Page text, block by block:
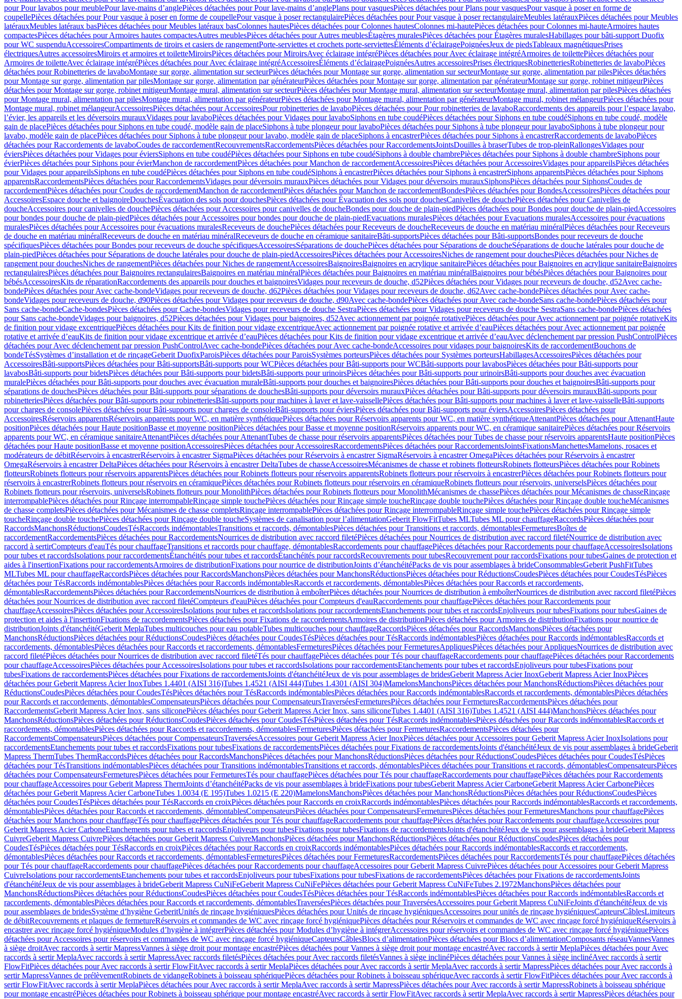
pour Pour lavabos pour meublePour lave-mains d’anglePièces détachées pour Pour lave-mains d’anglePlans pour vasquesPièces détachées pour Plans pour vasquesPour vasque à poser en forme de
coupellePièces détachées pour Pour vasque à poser en forme de coupellePour vasque à poser rectangulairePièces détachées pour Pour vasque à poser rectangulaireMeubles latérauxPièces détachées pour Meubles
latérauxMeubles latéraux basPièces détachées pour Meubles latéraux basColonnes hautesPièces détachées pour Colonnes hautesColonnes mi-hautePièces détachées pour Colonnes mi-hauteArmoires hautes
compactesPièces détachées pour Armoires hautes compactesAutres meublesPièces détachées pour Autres meublesÉtagères muralesPièces détachées pour Étagères muralesHabillages pour bâti-support Duofix
pour WC suspenduAccessoiresCompartiments de tiroirs et casiers de rangementPorte-serviettes et crochets porte-serviettesÉléments d’éclairagePoignéesJeux de piedsTableaux magnétiquesPrises
électriquesAutres accessoiresMiroirs et armoires et toiletteMiroirsPièces détachées pour MiroirsAvec éclairage intégréPièces détachées pour Avec éclairage intégréArmoires de toilettePièces détachées pour
Armoires de toiletteAvec éclairage intégréPièces détachées pour Avec éclairage intégréAccessoiresÉléments d’éclairagePoignéesAutres accessoiresPrises électriquesRobinetteriesRobinetteries de lavaboPièces
détachées pour Robinetteries de lavaboMontage sur gorge, alimentation sur secteurPièces détachées pour Montage sur gorge, alimentation sur secteurMontage sur gorge, alimentation par pilesPièces détachées
pour Montage sur gorge, alimentation par pilesMontage sur gorge, alimentation par générateurPièces détachées pour Montage sur gorge, alimentation par générateurMontage sur gorge, robinet mitigeurPièces
détachées pour Montage sur gorge, robinet mitigeurMontage mural, alimentation sur secteurPièces détachées pour Montage mural, alimentation sur secteurMontage mural, alimentation par pilesPièces détachées
pour Montage mural, alimentation par pilesMontage mural, alimentation par générateurPièces détachées pour Montage mural, alimentation par générateurMontage mural, robinet mélangeurPièces détachées pour
Montage mural, robinet mélangeurAccessoiresPièces détachées pour AccessoiresPour robinetteries de lavaboPièces détachées pour Pour robinetteries de lavaboRaccordements des appareils pour l’espace lavabo,
l’évier, les appareils et les déversoirs murauxVidages pour lavaboPièces détachées pour Vidages pour lavaboSiphons en tube coudéPièces détachées pour Siphons en tube coudéSiphons en tube coudé, modèle
gain de placePièces détachées pour Siphons en tube coudé, modèle gain de placeSiphons à tube plongeur pour lavaboPièces détachées pour Siphons à tube plongeur pour lavaboSiphons à tube plongeur pour
lavabo, modèle gain de placePièces détachées pour Siphons à tube plongeur pour lavabo, modèle gain de placeSiphons à encastrerPièces détachées pour Siphons à encastrerRaccordements de lavaboPièces
détachées pour Raccordements de lavaboCoudes de raccordementRecouvrementsRaccordementsPièces détachées pour RaccordementsJointsDouilles à braserTubes de trop-pleinRallongesVidages pour
éviersPièces détachées pour Vidages pour éviersSiphons en tube coudéPièces détachées pour Siphons en tube coudéSiphons à double chambrePièces détachées pour Siphons à double chambreSiphons pour
évierPièces détachées pour Siphons pour évierManchon de raccordementPièces détachées pour Manchon de raccordementAccessoiresPièces détachées pour AccessoiresVidages pour appareilsPièces détachées
pour Vidages pour appareilsSiphons en tube coudéPièces détachées pour Siphons en tube coudéSiphons à encastrerPièces détachées pour Siphons à encastrerSiphons apparentsPièces détachées pour Siphons
apparentsRaccordementsPièces détachées pour RaccordementsVidages pour déversoirs murauxPièces détachées pour Vidages pour déversoirs murauxSiphonsPièces détachées pour SiphonsCoudes de
raccordementPièces détachées pour Coudes de raccordementManchon de raccordementPièces détachées pour Manchon de raccordementBondesPièces détachées pour BondesAccessoiresPièces détachées pour
AccessoiresEspace douche et baignoireDouchesÉvacuation des sols pour douchesPièces détachées pour Évacuation des sols pour douchesCanivelles de douchePièces détachées pour Canivelles de
doucheAccessoires pour canivelles de douchePièces détachées pour Accessoires pour canivelles de doucheBondes pour douche de plain-piedPièces détachées pour Bondes pour douche de plain-piedAccessoires
pour bondes pour douche de plain-piedPièces détachées pour Accessoires pour bondes pour douche de plain-piedEvacuations muralesPièces détachées pour Evacuations muralesAccessoires pour évacuations
muralesPièces détachées pour Accessoires pour évacuations muralesReceveurs de douchePièces détachées pour Receveurs de doucheReceveurs de douche en matériau minéralPièces détachées pour Receveurs
de douche en matériau minéralReceveurs de douche en matériau minéralReceveurs de douche en céramique sanitaireBâti-supportsPièces détachées pour Bâti-supportsBondes pour receveurs de douche
spécifiquesPièces détachées pour Bondes pour receveurs de douche spécifiquesAccessoiresSéparations de douchePièces détachées pour Séparations de doucheSéparations de douche latérales pour douche de
plain-piedPièces détachées pour Séparations de douche latérales pour douche de plain-piedAccessoiresPièces détachées pour AccessoiresNiches de rangement pour douchesPièces détachées pour Niches de
rangement pour douchesNiches de rangementPièces détachées pour Niches de rangementAccessoiresBaignoiresBaignoires en acrylique sanitairePièces détachées pour Baignoires en acrylique sanitaireBaignoires
rectangulairesPièces détachées pour Baignoires rectangulairesBaignoires en matériau minéralPièces détachées pour Baignoires en matériau minéralBaignoires pour bébésPièces détachées pour Baignoires pour
bébésAccessoiresKits de réparationRaccordements des appareils pour douches et baignoiresVidages pour receveurs de douche, d52Pièces détachées pour Vidages pour receveurs de douche, d52Avec cache-
bondePièces détachées pour Avec cache-bondeVidages pour receveurs de douche, d62Pièces détachées pour Vidages pour receveurs de douche, d62Avec cache-bondePièces détachées pour Avec cache-
bondeVidages pour receveurs de douche, d90Pièces détachées pour Vidages pour receveurs de douche, d90Avec cache-bondePièces détachées pour Avec cache-bondeSans cache-bondePièces détachées pour
Sans cache-bondeCache-bondesPièces détachées pour Cache-bondesVidages pour receveurs de douche SestraPièces détachées pour Vidages pour receveurs de douche SestraSans cache-bondePièces détachées
pour Sans cache-bondeVidages pour baignoires, d52Pièces détachées pour Vidages pour baignoires, d52Avec actionnement par poignée rotativePièces détachées pour Avec actionnement par poignée rotativeKits
de finition pour vidage excentriquePièces détachées pour Kits de finition pour vidage excentriqueAvec actionnement par poignée rotative et arrivée d’eauPièces détachées pour Avec actionnement par poignée
rotative et arrivée d’eauKits de finition pour vidage excentrique et arrivée d’eauPièces détachées pour Kits de finition pour vidage excentrique et arrivée d’eauAvec déclenchement par pression PushControlPièces
détachées pour Avec déclenchement par pression PushControlAvec cache-bondePièces détachées pour Avec cache-bondeAccessoires pour vidages pour baignoiresKits de raccordementBouchons de
bondeTésSystèmes d’installation et de rinçageGeberit DuofixParoisPièces détachées pour ParoisSystèmes porteursPièces détachées pour Systèmes porteursHabillagesAccessoiresPièces détachées pour
AccessoiresBâti-supportsPièces détachées pour Bâti-supportsBâti-supports pour WCPièces détachées pour Bâti-supports pour WCBâti-supports pour lavabosPièces détachées pour Bâti-supports pour
lavabosBâti-supports pour bidetsPièces détachées pour Bâti-supports pour bidetsBâti-supports pour urinoirsPièces détachées pour Bâti-supports pour urinoirsBâti-supports pour douches avec évacuation
muralePièces détachées pour Bâti-supports pour douches avec évacuation muraleBâti-supports pour douches et baignoiresPièces détachées pour Bâti-supports pour douches et baignoiresBâti-supports pour
séparations de douchesPièces détachées pour Bâti-supports pour séparations de douchesBâti-supports pour déversoirs murauxPièces détachées pour Bâti-supports pour déversoirs murauxBâti-supports pour
robinetteriesPièces détachées pour Bâti-supports pour robinetteriesBâti-supports pour machines à laver et lave-vaissellePièces détachées pour Bâti-supports pour machines à laver et lave-vaisselleBâti-supports
pour charges de consolePièces détachées pour Bâti-supports pour charges de consoleBâti-supports pour éviersPièces détachées pour Bâti-supports pour éviersAccessoiresPièces détachées pour
AccessoiresRéservoirs apparentsRéservoirs apparents pour WC, en matière synthétiquePièces détachées pour Réservoirs apparents pour WC, en matière synthétiqueAttenantPièces détachées pour AttenantHaute
positionPièces détachées pour Haute positionBasse et moyenne positionPièces détachées pour Basse et moyenne positionRéservoirs apparents pour WC, en céramique sanitairePièces détachées pour Réservoirs
apparents pour WC, en céramique sanitaireAttenantPièces détachées pour AttenantTubes de chasse pour réservoirs apparentsPièces détachées pour Tubes de chasse pour réservoirs apparentsHaute positionPièces
détachées pour Haute positionBasse et moyenne positionAccessoiresPièces détachées pour AccessoiresRaccordementsPièces détachées pour RaccordementsJointsFixationsManchettesMamelons, rosaces et
modérateurs de débitRéservoirs à encastrerRéservoirs à encastrer SigmaPièces détachées pour Réservoirs à encastrer SigmaRéservoirs à encastrer OmegaPièces détachées pour Réservoirs à encastrer
OmegaRéservoirs à encastrer DeltaPièces détachées pour Réservoirs à encastrer DeltaTubes de chasseAccessoiresMécanismes de chasse et robinets flotteursRobinets flotteursPièces détachées pour Robinets
flotteursRobinets flotteurs pour réservoirs apparentsPièces détachées pour Robinets flotteurs pour réservoirs apparentsRobinets flotteurs pour réservoirs à encastrerPièces détachées pour Robinets flotteurs pour
réservoirs à encastrerRobinets flotteurs pour réservoirs en céramiquePièces détachées pour Robinets flotteurs pour réservoirs en céramiqueRobinets flotteurs pour réservoirs, universelsPièces détachées pour
Robinets flotteurs pour réservoirs, universelsRobinets flotteurs pour MonolithPièces détachées pour Robinets flotteurs pour MonolithMécanismes de chassePièces détachées pour Mécanismes de chasseRinçage
interrompablePièces détachées pour Rinçage interrompableRinçage simple touchePièces détachées pour Rinçage simple toucheRinçage double touchePièces détachées pour Rinçage double toucheMécanismes
de chasse completsPièces détachées pour Mécanismes de chasse completsRinçage interrompablePièces détachées pour Rinçage interrompableRinçage simple touchePièces détachées pour Rinçage simple
toucheRinçage double touchePièces détachées pour Rinçage double toucheSystèmes de canalisation pour l’alimentationGeberit FlowFitTubes MLTubes ML pour chauffageRaccordsPièces détachées pour
RaccordsManchonsRéductionsCoudesTésRaccords indémontablesTransitions et raccords, démontablesPièces détachées pour Transitions et raccords, démontablesFermeturesBoîtes de
raccordementRaccordementsPièces détachées pour RaccordementsNourrices de distribution avec raccord filetéPièces détachées pour Nourrices de distribution avec raccord filetéNourrice de distribution avec
raccord à sertirCompteurs d'eauTés pour chauffageTransitions et raccords pour chauffage, démontablesRaccordements pour chauffagePièces détachées pour Raccordements pour chauffageAccessoiresIsolations
pour tubes et raccordsIsolations pour raccordementsÉtanchéités pour tubes et raccordsÉtanchéités pour raccordsRecouvrements pour tubesRecouvrement pour raccordsFixations pour tubesGaines de protection et
aides à l'insertionFixations pour raccordementsArmoires de distributionFixations pour nourrice de distributionJoints d’étanchéitéPacks de vis pour assemblages à brideConsommablesGeberit PushFitTubes
MLTubes ML pour chauffageRaccordsPièces détachées pour RaccordsManchonsPièces détachées pour ManchonsRéductionsPièces détachées pour RéductionsCoudesPièces détachées pour CoudesTésPièces
détachées pour TésRaccords indémontablesPièces détachées pour Raccords indémontablesRaccords et raccordements, démontablesPièces détachées pour Raccords et raccordements,
démontablesRaccordementsPièces détachées pour RaccordementsNourrices de distribution à emboîterPièces détachées pour Nourrices de distribution à emboîterNourrices de distribution avec raccord filetéPièces
détachées pour Nourrices de distribution avec raccord filetéCompteurs d'eauPièces détachées pour Compteurs d'eauRaccordements pour chauffagePièces détachées pour Raccordements pour
chauffageAccessoiresPièces détachées pour AccessoiresIsolations pour tubes et raccordsIsolations pour raccordementsEtanchements pour tubes et raccordsEnjoliveurs pour tubesFixations pour tubesGaines de
protection et aides à l'insertionFixations de raccordementsPièces détachées pour Fixations de raccordementsArmoires de distributionPièces détachées pour Armoires de distributionFixations pour nourrice de
distributionJoints d'étanchéitéGeberit MeplaTubes multicouches pour eau potableTubes multicouches pour chauffageRaccordsPièces détachées pour RaccordsManchonsPièces détachées pour
ManchonsRéductionsPièces détachées pour RéductionsCoudesPièces détachées pour CoudesTésPièces détachées pour TésRaccords indémontablesPièces détachées pour Raccords indémontablesRaccords et
raccordements, démontablesPièces détachées pour Raccords et raccordements, démontablesFermeturesPièces détachées pour FermeturesAppliquesPièces détachées pour AppliquesNourrices de distribution avec
raccord filetéPièces détachées pour Nourrices de distribution avec raccord filetéTés pour chauffagePièces détachées pour Tés pour chauffageRaccordements pour chauffagePièces détachées pour Raccordements
pour chauffageAccessoiresPièces détachées pour AccessoiresIsolations pour tubes et raccordsIsolations pour raccordementsEtanchements pour tubes et raccordsEnjoliveurs pour tubesFixations pour
tubesFixations de raccordementsPièces détachées pour Fixations de raccordementsJoints d'étanchéitéJeux de vis pour assemblages de bridesGeberit Mapress Acier InoxGeberit Mapress Acier InoxPièces
détachées pour Geberit Mapress Acier InoxTubes 1.4401 (AISI 316)Tubes 1.4521 (AISI 444)Tubes 1.4301 (AISI 304)MamelonsManchonsPièces détachées pour ManchonsRéductionsPièces détachées pour
RéductionsCoudesPièces détachées pour CoudesTésPièces détachées pour TésRaccords indémontablesPièces détachées pour Raccords indémontablesRaccords et raccordements, démontablesPièces détachées
pour Raccords et raccordements, démontablesCompensateursPièces détachées pour CompensateursTraverséesFermeturesPièces détachées pour FermeturesRaccordementsPièces détachées pour
RaccordementsGeberit Mapress Acier Inox, sans siliconePièces détachées pour Geberit Mapress Acier Inox, sans siliconeTubes 1.4401 (AISI 316)Tubes 1.4521 (AISI 444)ManchonsPièces détachées pour
ManchonsRéductionsPièces détachées pour RéductionsCoudesPièces détachées pour CoudesTésPièces détachées pour TésRaccords indémontablesPièces détachées pour Raccords indémontablesRaccords et
raccordements, démontablesPièces détachées pour Raccords et raccordements, démontablesFermeturesPièces détachées pour FermeturesRaccordementsPièces détachées pour
RaccordementsCompensateursPièces détachées pour CompensateursTraverséesAccessoires pour Geberit Mapress Acier InoxPièces détachées pour Accessoires pour Geberit Mapress Acier InoxIsolations pour
raccordementsEtanchements pour tubes et raccordsFixations pour tubesFixations de raccordementsPièces détachées pour Fixations de raccordementsJoints d'étanchéitéJeux de vis pour assemblages à brideGeberit
Mapress ThermTubes ThermRaccordsPièces détachées pour RaccordsManchonsPièces détachées pour ManchonsRéductionsPièces détachées pour RéductionsCoudesPièces détachées pour CoudesTésPièces
détachées pour TésTransitions indémontablesPièces détachées pour Transitions indémontablesTransitions et raccords, démontablesPièces détachées pour Transitions et raccords, démontablesCompensateursPièces
détachées pour CompensateursFermeturesPièces détachées pour FermeturesTés pour chauffagePièces détachées pour Tés pour chauffageRaccordements pour chauffagePièces détachées pour Raccordements
pour chauffageAccessoires pour Geberit Mapress ThermJoints d’étanchéitéPacks de vis pour assemblages à brideFixations pour tubesGeberit Mapress Acier CarboneGeberit Mapress Acier CarbonePièces
détachées pour Geberit Mapress Acier CarboneTubes 1.0034 (E 195)Tubes 1.0215 (E 220)MamelonsManchonsPièces détachées pour ManchonsRéductionsPièces détachées pour RéductionsCoudesPièces
détachées pour CoudesTésPièces détachées pour TésRaccords en croixPièces détachées pour Raccords en croixRaccords indémontablesPièces détachées pour Raccords indémontablesRaccords et raccordements,
démontablesPièces détachées pour Raccords et raccordements, démontablesCompensateursPièces détachées pour CompensateursFermeturesPièces détachées pour FermeturesManchons pour chauffagePièces
détachées pour Manchons pour chauffageTés pour chauffagePièces détachées pour Tés pour chauffageRaccordements pour chauffagePièces détachées pour Raccordements pour chauffageAccessoires pour
Geberit Mapress Acier CarboneEtanchements pour tubes et raccordsEnjoliveurs pour tubesFixations pour tubesFixations de raccordementsJoints d'étanchéitéJeux de vis pour assemblages à brideGeberit Mapress
CuivreGeberit Mapress CuivrePièces détachées pour Geberit Mapress CuivreManchonsPièces détachées pour ManchonsRéductionsPièces détachées pour RéductionsCoudesPièces détachées pour
CoudesTésPièces détachées pour TésRaccords en croixPièces détachées pour Raccords en croixRaccords indémontablesPièces détachées pour Raccords indémontablesRaccords et raccordements,
démontablesPièces détachées pour Raccords et raccordements, démontablesFermeturesPièces détachées pour FermeturesRaccordementsPièces détachées pour RaccordementsTés pour chauffagePièces détachées
pour Tés pour chauffageRaccordements pour chauffagePièces détachées pour Raccordements pour chauffageAccessoires pour Geberit Mapress CuivrePièces détachées pour Accessoires pour Geberit Mapress
CuivreIsolations pour raccordementsEtanchements pour tubes et raccordsEnjoliveurs pour tubesFixations pour tubesFixations de raccordementsPièces détachées pour Fixations de raccordementsJoints
d'étanchéitéJeux de vis pour assemblages à brideGeberit Mapress CuNiFeGeberit Mapress CuNiFePièces détachées pour Geberit Mapress CuNiFeTubes 2.1972ManchonsPièces détachées pour
ManchonsRéductionsPièces détachées pour RéductionsCoudesPièces détachées pour CoudesTésPièces détachées pour TésRaccords indémontablesPièces détachées pour Raccords indémontablesRaccords et
raccordements, démontablesPièces détachées pour Raccords et raccordements, démontablesTraverséesPièces détachées pour TraverséesAccessoires pour Geberit Mapress CuNiFeJoints d'étanchéitéJeux de vis
pour assemblages de bridesSystème d’hygiène GeberitUnités de rinçage hygiéniquesPièces détachées pour Unités de rinçage hygiéniquesAccessoires pour unités de rinçage hygiéniquesCapteursCâblesLimiteurs
de débitRecouvrements et plaques de fermetureRéservoirs et commandes de WC avec rinçage forcé hygiéniquePièces détachées pour Réservoirs et commandes de WC avec rinçage forcé hygiéniqueRéservoirs à
encastrer avec rinçage forcé hygiéniqueModules d’hygiène à intégrerPièces détachées pour Modules d’hygiène à intégrerAccessoires pour réservoirs et commandes de WC avec rinçage forcé hygiéniquePièces
détachées pour Accessoires pour réservoirs et commandes de WC avec rinçage forcé hygiéniqueCapteursCâblesBlocs d’alimentationPièces détachées pour Blocs d’alimentationComposants réseauVannesVannes
à siège droitAvec raccords à sertir MapressVannes à siège droit pour montage encastréPièces détachées pour Vannes à siège droit pour montage encastréAvec raccords à sertir MeplaPièces détachées pour Avec
raccords à sertir MeplaAvec raccords à sertir MapressAvec raccords filetésPièces détachées pour Avec raccords filetésVannes à siège inclinéPièces détachées pour Vannes à siège inclinéAvec raccords à sertir
FlowFitPièces détachées pour Avec raccords à sertir FlowFitAvec raccords à sertir MeplaPièces détachées pour Avec raccords à sertir MeplaAvec raccords à sertir MapressPièces détachées pour Avec raccords à
sertir MapressVannes de prélèvementRobinets de vidangeRobinets à boisseau sphériquePièces détachées pour Robinets à boisseau sphériqueAvec raccords à sertir FlowFitPièces détachées pour Avec raccords à
sertir FlowFitAvec raccords à sertir MeplaPièces détachées pour Avec raccords à sertir MeplaAvec raccords à sertir MapressPièces détachées pour Avec raccords à sertir MapressRobinets à boisseau sphérique
pour montage encastréPièces détachées pour Robinets à boisseau sphérique pour montage encastréAvec raccords à sertir FlowFitAvec raccords à sertir MeplaAvec raccords à sertir MapressPièces détachées pour